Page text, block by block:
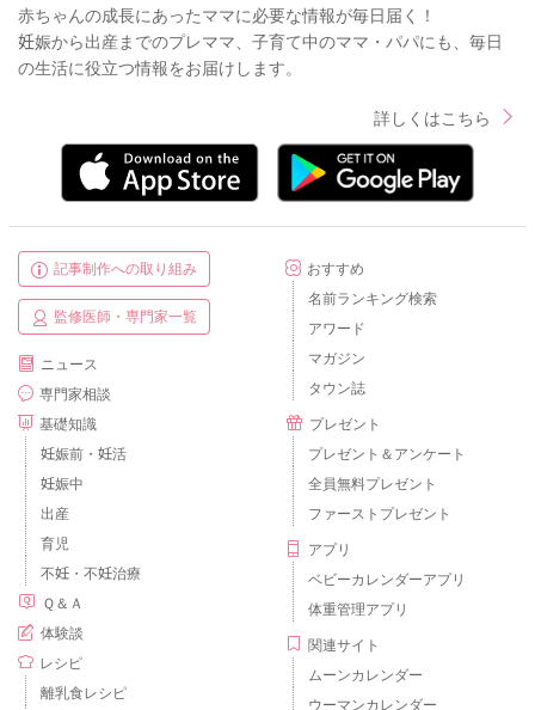
赤ちゃんの成長にあったママに必要な情報が毎日届く！
妊娠から出産までのプレママ、子育て中のママ・パパにも、毎日
の生活に役立つ情報をお届けします。
詳しくはこちら
記事制作への取り組み
監修医師・専門家一覧
ニュース
専門家相談
基礎知識
妊娠前・妊活
妊娠中
出産
育児
不妊・不妊治療
Ｑ＆Ａ
体験談
レシピ
離乳食レシピ
おすすめ
名前ランキング検索
アワード
マガジン
タウン誌
プレゼント
プレゼント＆アンケート
全員無料プレゼント
ファーストプレゼント
アプリ
ベビーカレンダーアプリ
体重管理アプリ
関連サイト
ムーンカレンダー
ウーマンカレンダー